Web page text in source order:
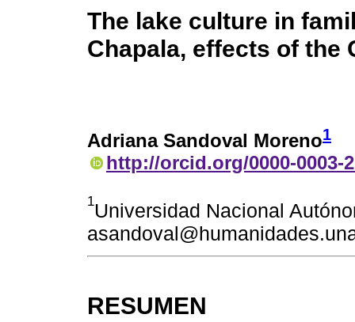
The lake culture in
Chapala, effects of the
Adriana Sandoval Moreno1
http://orcid.org/0000-0003-
1Universidad Nacional
RESUMEN